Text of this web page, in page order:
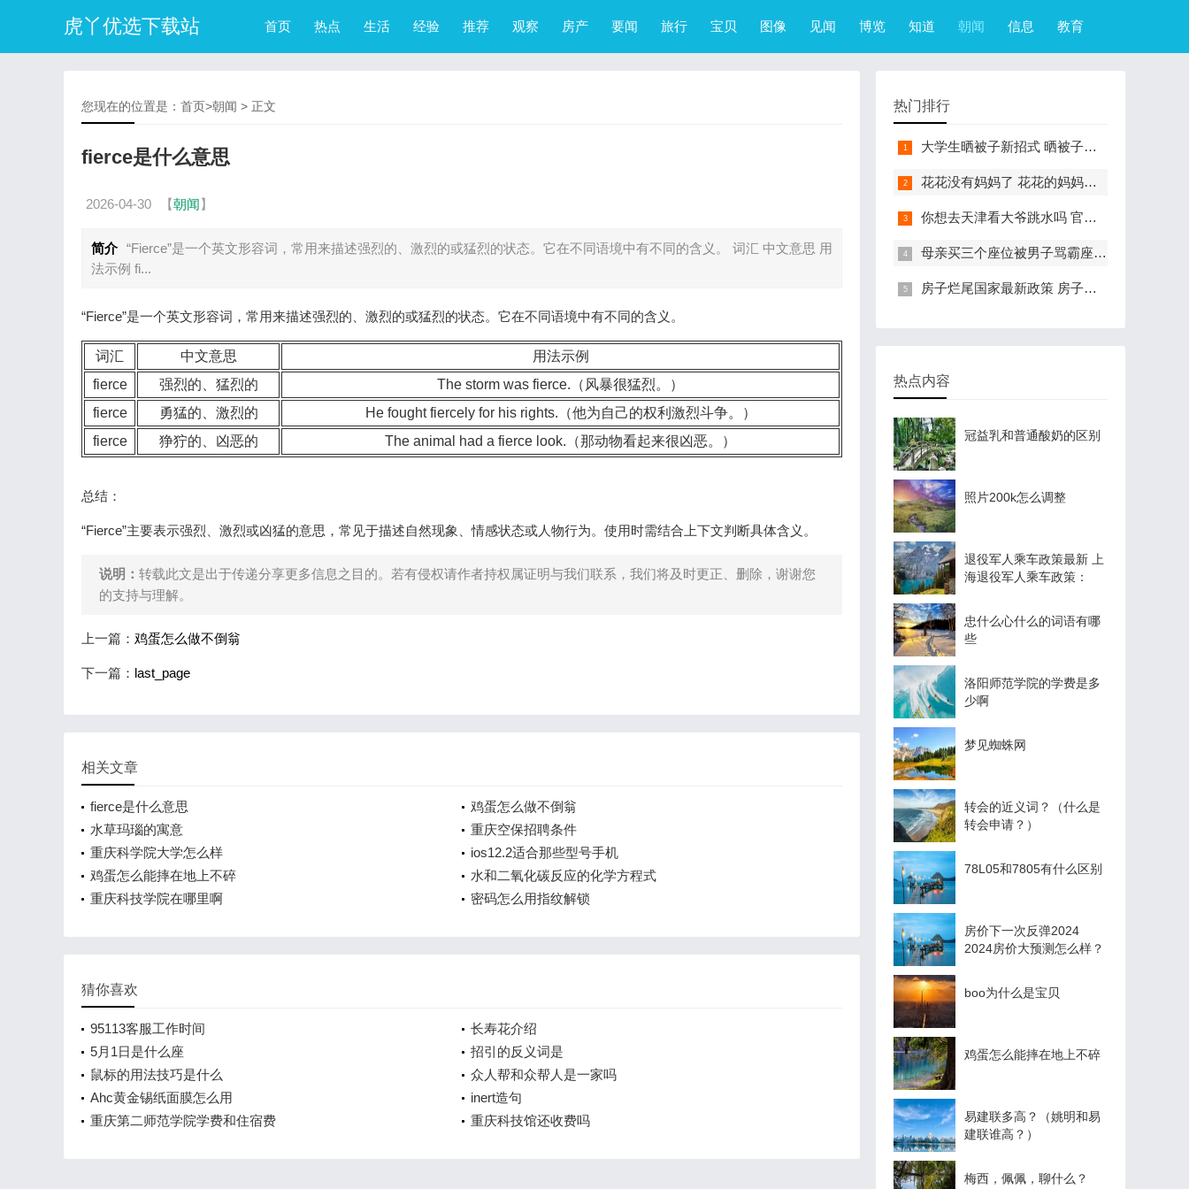
虎丫优选下载站 首页 热点 生活 经验 推荐 观察 房产 要闻 旅行 宝贝 图像 见闻 博览 知道 朝闻 信息 教育
您现在的位置是： 首页>朝闻 > 正文
fierce是什么意思
2026-04-30 【朝闻】
简介 “Fierce”是一个英文形容词，常用来描述强烈的、激烈的或猛烈的状态。它在不同语境中有不同的含义。 词汇 中文意思 用
法示例 fi...
“Fierce”是一个英文形容词，常用来描述强烈的、激烈的或猛烈的状态。它在不同语境中有不同的含义。
词汇 中文意思
用法示例
fierce
强烈的、猛烈的
The storm was fierce.（风暴很猛烈。）
fierce
勇猛的、激烈的
He fought fiercely for his rights.（他为自己的权利激烈斗争。）
fierce
狰狞的、凶恶的 The animal had a fierce look.（那动物看起来很凶恶。）
总结：
“Fierce”主要表示强烈、激烈或凶猛的意思，常见于描述自然现象、情感状态或人物行为。使用时需结合上下文判断具体含义。
说明： 转载此文是出于传递分享更多信息之目的。若有侵权请作者持权属证明与我们联系，我们将及时更正、删除，谢谢您
的支持与理解。
上一篇： 鸡蛋怎么做不倒翁
下一篇： last_page
相关文章
fierce是什么意思
鸡蛋怎么做不倒翁
水草玛瑙的寓意
重庆空保招聘条件
重庆科学院大学怎么样
ios12.2适合那些型号手机
鸡蛋怎么能摔在地上不碎
水和二氧化碳反应的化学方程式
重庆科技学院在哪里啊
密码怎么用指纹解锁
猜你喜欢
95113客服工作时间
长寿花介绍
5月1日是什么座
招引的反义词是
鼠标的用法技巧是什么
众人帮和众帮人是一家吗
Ahc黄金锡纸面膜怎么用
inert造句
重庆第二师范学院学费和住宿费
重庆科技馆还收费吗
热门排行
大学生晒被子新招式 晒被子新花样实在太机智
花花没有妈妈了 花花的妈妈是哪只大熊猫
你想去天津看大爷跳水吗 官方回应天津大爷跳水成打卡点
母亲买三个座位被男子骂霸座 女子买3个座位被无座大爷骂哭怎么回事
房子烂尾国家最新政策 房子烂尾了该找哪个部门解决?
热点内容
冠益乳和普通酸奶的区别
照片200k怎么调整
退役军人乘车政策最新 上
海退役军人乘车政策：
忠什么心什么的词语有哪
些
洛阳师范学院的学费是多
少啊
梦见蜘蛛网
转会的近义词？（什么是
转会申请？）
78L05和7805有什么区别
房价下一次反弹2024
2024房价大预测怎么样？
boo为什么是宝贝
鸡蛋怎么能摔在地上不碎
易建联多高？（姚明和易
建联谁高？）
梅西，佩佩，聊什么？